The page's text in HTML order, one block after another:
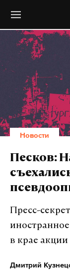
Новости
Песков:
Пресс-
в крае акции
Дмитрий